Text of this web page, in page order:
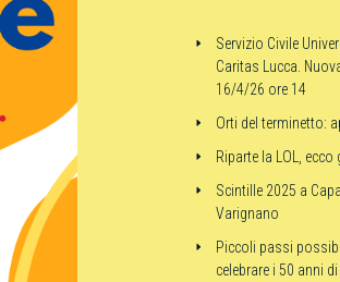
Servizio Civile
Caritas Lucca.
16/4/26 ore 14
Orti del terminetto:
Riparte la LOL,
Scintille 2025 a
Varignano
Piccoli passi
celebrare i 50 anni